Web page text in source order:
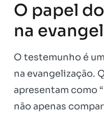
O papel
na
O testemunho é
na evangelização.
apresentam como
não apenas